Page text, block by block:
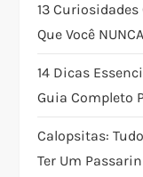
ç
ã
o
d
13
Que Você
14 Dicas
Guia Completo
Calopsitas:
Ter Um